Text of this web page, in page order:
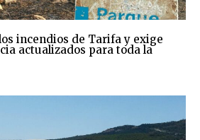
incendios de Tarifa y exige
actualizados para toda la